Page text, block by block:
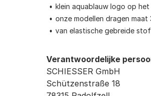
klein aquablauw logo op
onze modellen dragen maat
van elastische gebreide stof
Verantwoordelijke
SCHIESSER GmbH
Schützenstraße 18